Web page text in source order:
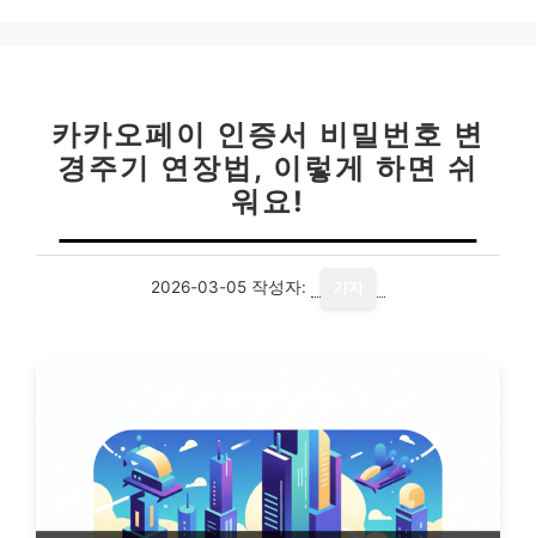
카카오페이 인증서 비밀번호 변
경주기 연장법, 이렇게 하면 쉬
워요!
2026-03-05 작성자: